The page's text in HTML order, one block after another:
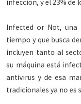
infección, y el 23% de
Infected or Not, una
tiempo y que busca
incluyen tanto al
su máquina está
antivirus y de esa
tradicionales ya no es